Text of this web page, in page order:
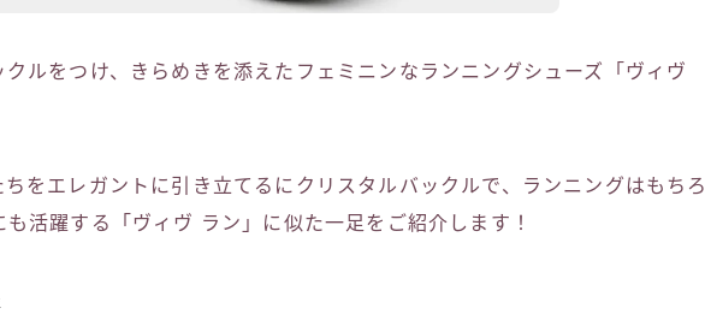
クルをつけ、きらめきを添えたフェミニンなランニングシューズ「ヴィヴ
ちをエレガントに引き立てるにクリスタルバックルで、ランニングはもちろ
も活躍する「ヴィヴ ラン」に似た一足をご紹介します！